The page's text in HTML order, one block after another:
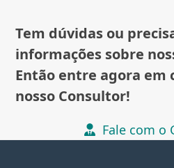
Tem dúvidas ou
informações sobre
Então entre agora em
nosso Consultor!
Fale com o